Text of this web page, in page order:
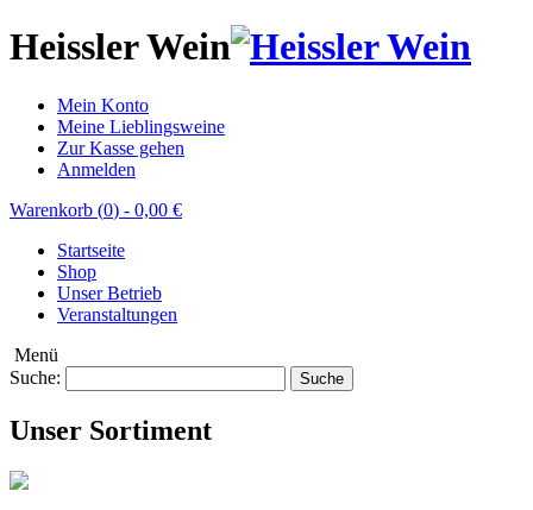
Heissler Wein
Mein Konto
Meine Lieblingsweine
Zur Kasse gehen
Anmelden
Warenkorb (0) - 0,00 €
Startseite
Shop
Unser Betrieb
Veranstaltungen
Menü
Suche:
Suche
Unser Sortiment